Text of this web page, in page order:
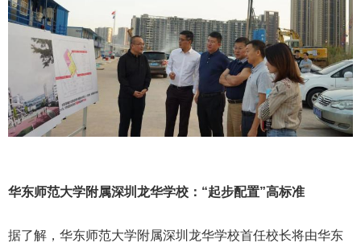
华东师范大学附属深圳龙华学校：“起步配置”高标准
据了解，华东师范大学附属深圳龙华学校首任校长将由华东